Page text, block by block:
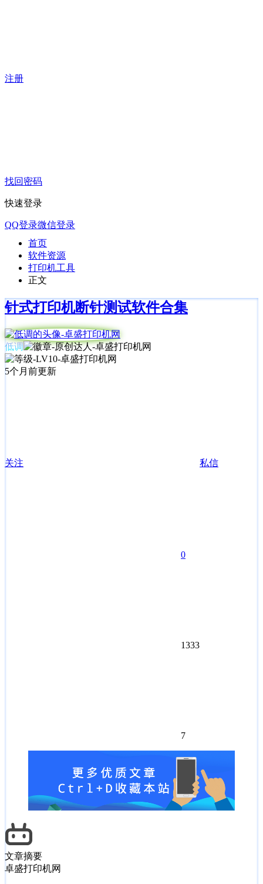
注册
找回密码
快速登录
QQ登录微信登录
首页
软件资源
打印机工具
正文
针式打印机断针测试软件合集
低调
5个月前更新
关注 私信
0
1333
7
文章摘要
卓盛打印机网